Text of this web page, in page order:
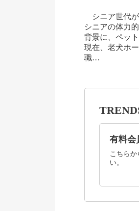
シニア世代が
シニアの体力
背景に、ペッ
現在、老犬ホ
職…
有料会
こちらか
い。